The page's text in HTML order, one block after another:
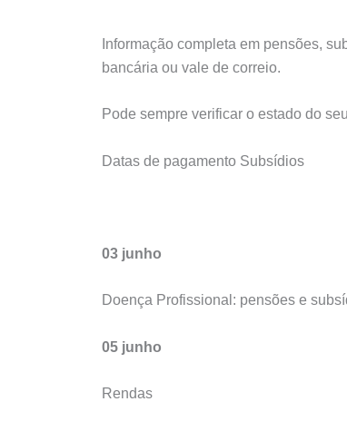
Informação completa em pensões,
bancária ou vale de correio.
Pode sempre verificar o estado do
Datas de pagamento Subsídios
03 junho
Doença Profissional: pensões e
05 junho
Rendas